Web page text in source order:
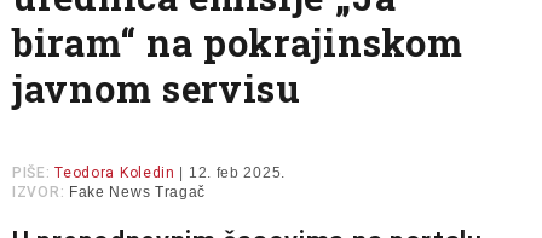
Informer Slavko Ćuruvija
biram“ na pokrajinskom
javnom servisu
PIŠE: Teodora Koledin
| 12. feb 2025.
IZVOR: Fake News Tragač